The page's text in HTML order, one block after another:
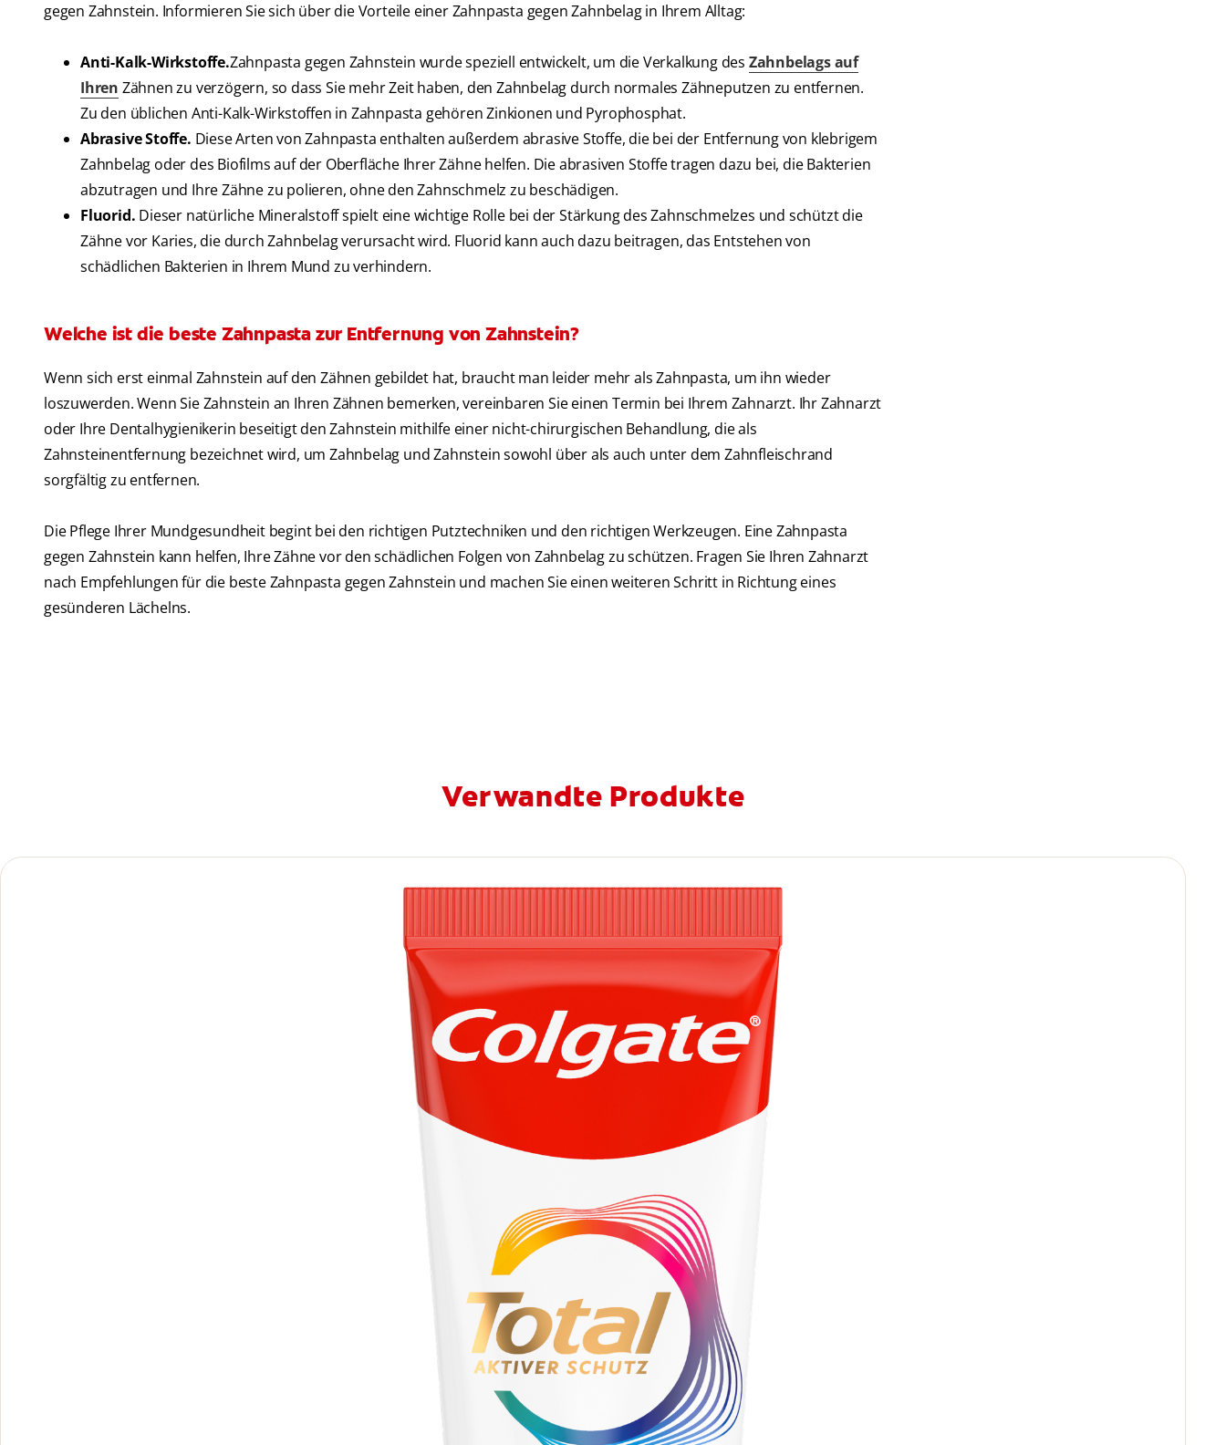
gegen Zahnstein. Informieren Sie sich über die Vorteile einer Zahnpasta gegen Zahnbelag in Ihrem Alltag:
Anti-Kalk-Wirkstoffe.Zahnpasta gegen Zahnstein wurde speziell entwickelt, um die Verkalkung des Zahnbelags auf
Ihren Zähnen zu verzögern, so dass Sie mehr Zeit haben, den Zahnbelag durch normales Zähneputzen zu entfernen.
Zu den üblichen Anti-Kalk-Wirkstoffen in Zahnpasta gehören Zinkionen und Pyrophosphat.
Abrasive Stoffe. Diese Arten von Zahnpasta enthalten außerdem abrasive Stoffe, die bei der Entfernung von klebrigem
Zahnbelag oder des Biofilms auf der Oberfläche Ihrer Zähne helfen. Die abrasiven Stoffe tragen dazu bei, die Bakterien
abzutragen und Ihre Zähne zu polieren, ohne den Zahnschmelz zu beschädigen.
Fluorid. Dieser natürliche Mineralstoff spielt eine wichtige Rolle bei der Stärkung des Zahnschmelzes und schützt die
Zähne vor Karies, die durch Zahnbelag verursacht wird. Fluorid kann auch dazu beitragen, das Entstehen von
schädlichen Bakterien in Ihrem Mund zu verhindern.
Welche ist die beste Zahnpasta zur Entfernung von Zahnstein?
Wenn sich erst einmal Zahnstein auf den Zähnen gebildet hat, braucht man leider mehr als Zahnpasta, um ihn wieder
loszuwerden. Wenn Sie Zahnstein an Ihren Zähnen bemerken, vereinbaren Sie einen Termin bei Ihrem Zahnarzt. Ihr Zahnarzt
oder Ihre Dentalhygienikerin beseitigt den Zahnstein mithilfe einer nicht-chirurgischen Behandlung, die als
Zahnsteinentfernung bezeichnet wird, um Zahnbelag und Zahnstein sowohl über als auch unter dem Zahnfleischrand
sorgfältig zu entfernen.
Die Pflege Ihrer Mundgesundheit begint bei den richtigen Putztechniken und den richtigen Werkzeugen. Eine Zahnpasta
gegen Zahnstein kann helfen, Ihre Zähne vor den schädlichen Folgen von Zahnbelag zu schützen. Fragen Sie Ihren Zahnarzt
nach Empfehlungen für die beste Zahnpasta gegen Zahnstein und machen Sie einen weiteren Schritt in Richtung eines
gesünderen Lächelns.
Verwandte Produkte